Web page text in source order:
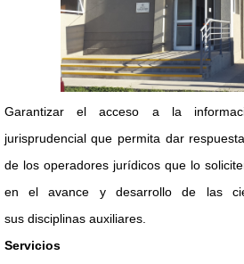
Garantizar el acceso a la
jurisprudencial que permita dar
de los operadores jurídicos que lo
en el avance y desarrollo de las
sus disciplinas auxiliares.
Servicios